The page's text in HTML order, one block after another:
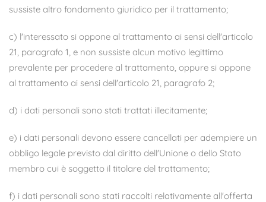
sussiste altro fondamento giuridico per il trattamento;
c) l'interessato si oppone al trattamento ai sensi dell'articolo
21, paragrafo 1, e non sussiste alcun motivo legittimo
prevalente per procedere al trattamento, oppure si oppone
al trattamento ai sensi dell'articolo 21, paragrafo 2;
d) i dati personali sono stati trattati illecitamente;
e) i dati personali devono essere cancellati per adempiere un
obbligo legale previsto dal diritto dell'Unione o dello Stato
membro cui è soggetto il titolare del trattamento;
f) i dati personali sono stati raccolti relativamente all'offerta